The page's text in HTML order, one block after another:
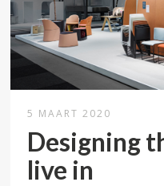
5 MAART 2020
Designing
live in